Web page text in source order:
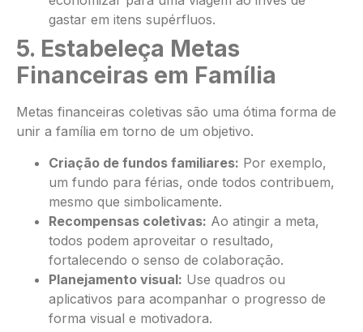
gastar em itens supérfluos.
5. Estabeleça Metas
Financeiras em Família
Metas financeiras coletivas são uma ótima forma de
unir a família em torno de um objetivo.
Criação de fundos familiares: Por exemplo,
um fundo para férias, onde todos contribuem,
mesmo que simbolicamente.
Recompensas coletivas: Ao atingir a meta,
todos podem aproveitar o resultado,
fortalecendo o senso de colaboração.
Planejamento visual: Use quadros ou
aplicativos para acompanhar o progresso de
forma visual e motivadora.